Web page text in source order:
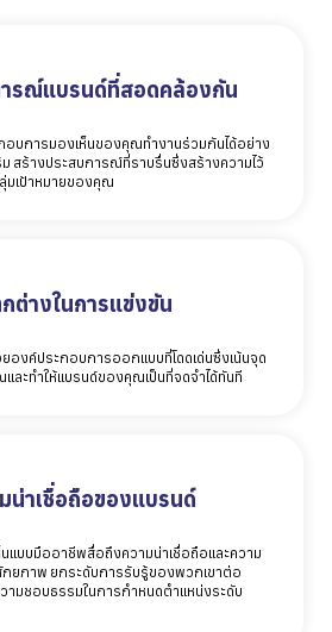
รณ์แบรนด์ที่สอดคล้องกัน
กอบการมองเห็นของคุณทำงานร่วมกันได้อย่าง
สร้างประสบการณ์ที่ราบรื่นซึ่งสร้างความไว้
มเป้าหมายของคุณ
ต่างในการแข่งขัน
องค์ประกอบการออกแบบที่โดดเด่นซึ่งเน้นจุด
และทำให้แบรนด์ของคุณเป็นที่จดจำได้ทันที
น่าเชื่อถือของแบรนด์
บบมืออาชีพสื่อถึงความน่าเชื่อถือและความ
ยภาพ ยกระดับการรับรู้ของพวกเขาต่อ
มชอบธรรมในการกำหนดตำแหน่งระดับ